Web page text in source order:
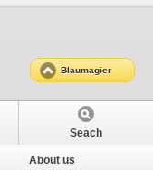
Blaumagier
Seach
About us